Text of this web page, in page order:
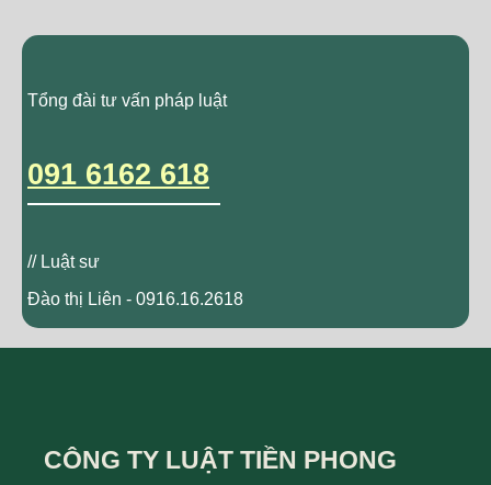
Tổng đài tư vấn pháp luật
091 6162 618
// Luật sư
Đào thị Liên - 0916.16.2618
CÔNG TY LUẬT TIỀN PHONG